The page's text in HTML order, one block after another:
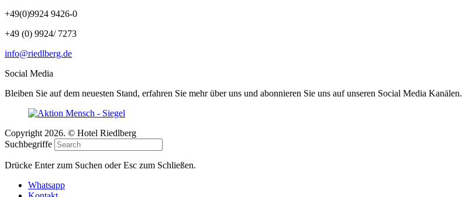
+49(0)9924 9426-0
+49 (0) 9924/ 7273
info@riedlberg.de
Social Media
Bleiben Sie auf dem neuesten Stand, erfahren Sie mehr über uns und abonnieren Sie uns auf unseren Social Media Kanälen.
Copyright 2026. © Hotel Riedlberg
Suchbegriffe
Drücke Enter zum Suchen oder Esc zum Schließen.
Whatsapp